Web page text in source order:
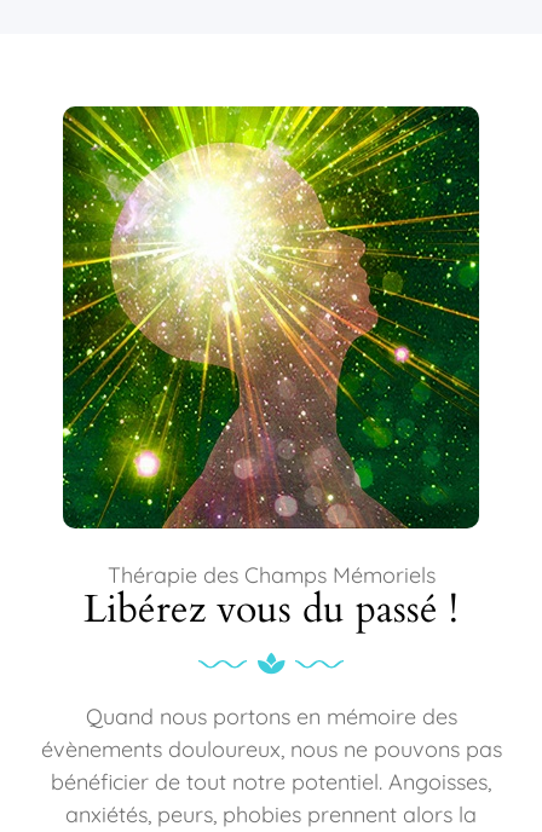
Thérapie des Champs Mémoriels
Libérez vous du passé !
Quand nous portons en mémoire des
évènements douloureux, nous ne pouvons pas
bénéficier de tout notre potentiel. Angoisses,
anxiétés, peurs, phobies prennent alors la